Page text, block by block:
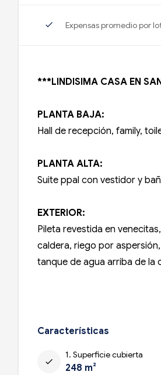
check Expensas promedio por
***LINDISIMA CASA EN
PLANTA BAJA:
Hall de recepción, family,
PLANTA ALTA:
Suite ppal con vestidor y
EXTERIOR:
Pileta revestida en
caldera, riego por
tanque de agua arriba de la
Características
check
1. Superficie cubierta
248 m²